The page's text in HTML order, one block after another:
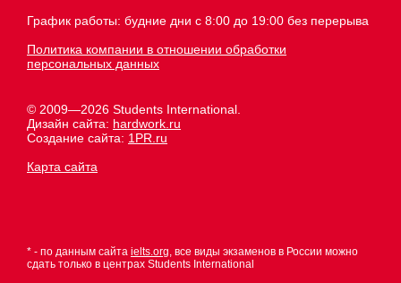
График работы: будние дни с 8:00 до 19:00 без перерыва
Политика компании в отношении обработки
персональных данных
© 2009—2026 Students International.
Дизайн сайта: hardwork.ru
Создание сайта: 1PR.ru
Карта сайта
* - по данным сайта ielts.org, все виды экзаменов в России можно
сдать только в центрах Students International